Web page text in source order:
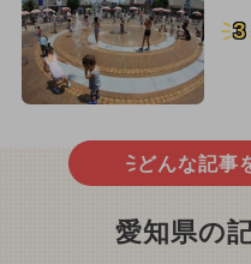
3
どんな記事
愛知県の